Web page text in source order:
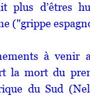
plus d’êtres
("grippe
à venir
la mort du
du Sud